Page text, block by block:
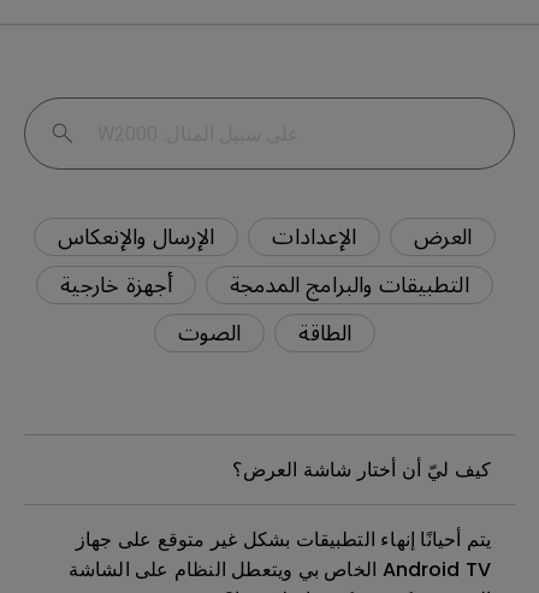
العرض الإعدادات
الإرسال والإنعكاس
التطبيقات والبرامج المدمجة
أجهزة خارجية
الطاقة
الصوت
كيف ليّ أن أختار شاشة العرض؟
يتم أحيانًا إنهاء التطبيقات بشكل غير متوقع على جهاز
Android TV الخاص بي ويتعطل النظام على الشاشة